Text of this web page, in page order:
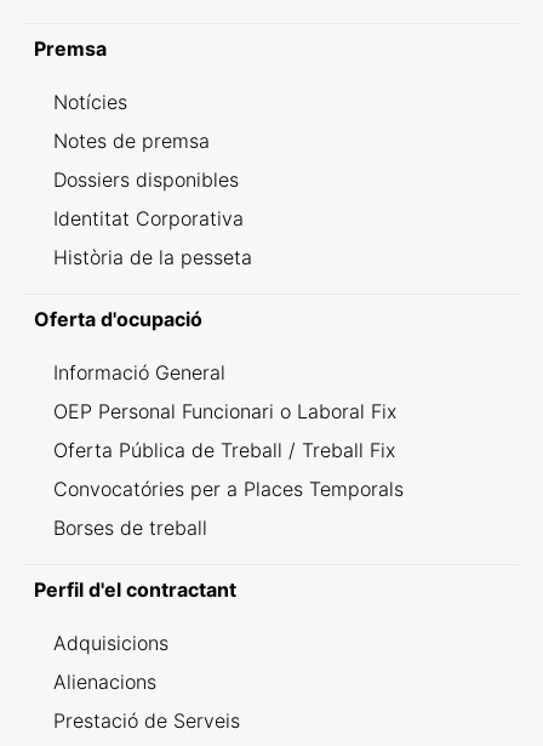
Premsa
Notícies
Notes de premsa
Dossiers disponibles
Identitat Corporativa
Història de la pesseta
Oferta d'ocupació
Informació General
OEP Personal Funcionari o Laboral Fix
Oferta Pública de Treball / Treball Fix
Convocatóries per a Places Temporals
Borses de treball
Perfil d'el contractant
Adquisicions
Alienacions
Prestació de Serveis